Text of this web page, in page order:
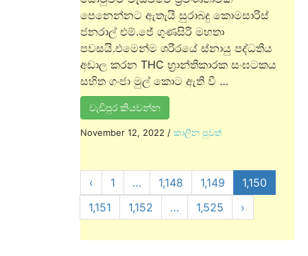
පෙනෙන්නට ඇතැයි සුරාබදු කොමසාරිස්
ජනරාල් එම්.ජේ ගුණසිරි මහතා
පවසයි.එමෙන්ම ශරීරයේ ස්නායු පද්ධතිය
අඩාල කරන THC භ්‍රාන්තිකාරක සංඝටකය
සහිත ගංජා මුල් කොට ඇති වී …
වැඩිපුර කියවන්න
November 12, 2022 / කාලීන පුවත්
‹ 1 … 1,148 1,149
1,150
1,151
1,152 … 1,525 ›